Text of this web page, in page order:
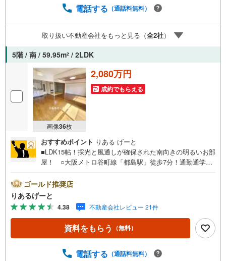
す！■各種相談、承ります！■【無料送迎】「小さなお子さ
らい」などご相談ください！営業スタッフがご自宅に伺っ
て送迎致します！【リフォーム相談】資格を持った専門ス
タッフがお悩みに合わせてお話をうかがい、お客さまにぴ
ったりの提案を行います！■その他:物件相談、住宅ローン
相談、ご質問、気になること、何でもお気軽にご相談くだ
さい！
電話する （通話料無料）
取り扱い不動産会社をもっと見る（全2社）
5階 / 南 / 59.95m2 / 2LDK
画像36枚
2,080万円
成約でもらえる
おすすめポイント りある げーと
■LDK15帖！採光と風通しが確保された南向きの明るいお部
屋！ ○大阪メトロ谷町線「都島駅」徒歩7分！通勤通学も
も充実した便利な住環境！■物件検討中のお客さま！ちょっ
と見学してみたいだけなどでも内覧可能です！売主さまの
都合等で見学ができない場合がございます。お気軽に「り
あるげーと」までお問合わせ下さい！■「りあるげーと」が
選ばれるポイント！■年中休まず営業中！いつでも対応致し
ます！・営業時間:9:00～21:00上記の時間帯は、お電話で
承ります！■【無料送迎】「小さなお子さまをつれて外出し
ゴールド推奨店
りあるげーと
4.38 不動産会社レビュー 21件
資料をもらう （無料）
電話する （通話料無料）